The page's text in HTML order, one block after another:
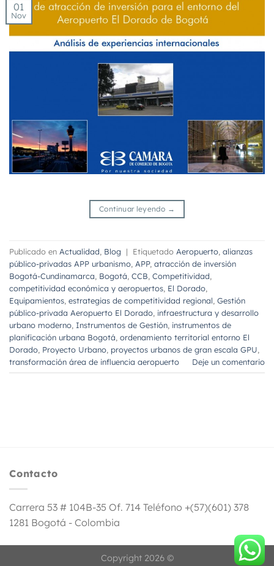
01
Nov
Continuar leyendo →
Publicado en Actualidad Blog | Etiquetado Aeropuerto alianzas
público-privadas APP urbanismo APP, atracción de inversión
Bogotá-Cundinamarca Bogotá CCB Competitividad
competitividad económica y aeropuertos El Dorado
Equipamientos estrategias de competitividad regional Gestión
público-privada Aeropuerto El Dorado infraestructura y desarrollo
urbano moderno Instrumentos de Gestión instrumentos de
planificación urbana Bogotá ordenamiento territorial entorno El
Dorado Proyecto Urbano proyectos urbanos de gran escala GPU
transformación área de influencia aeropuerto
Deje un comentario
Contacto
Carrera 53 # 104B-35 Of. 714 Teléfono +(57)(601) 378
1281 Bogotá - Colombia
Copyright 2026 ©